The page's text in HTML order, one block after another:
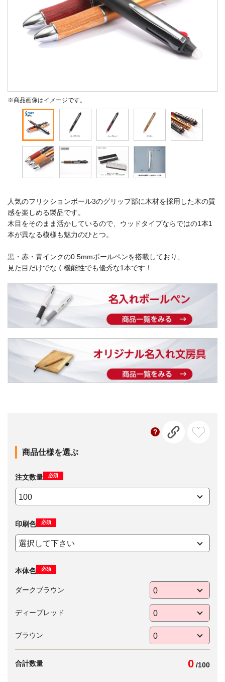
※商品画像はイメージです。
人気のフリクションボール3のグリップ部に木材を採用した木の質
感を楽しめる製品です。
木目をそのまま活かしているので、ウッドタイプならではの1本1
本が異なる模様も魅力のひとつ。
黒・赤・青インクの0.5mmボールペンを搭載しており、
見た目だけでなく機能性でも優秀な1本です！
商品仕様を選ぶ
注文数量 必須
印刷色 必須
本体色 必須
ダークブラウン
ディープレッド
ブラウン
合計数量 0 /100